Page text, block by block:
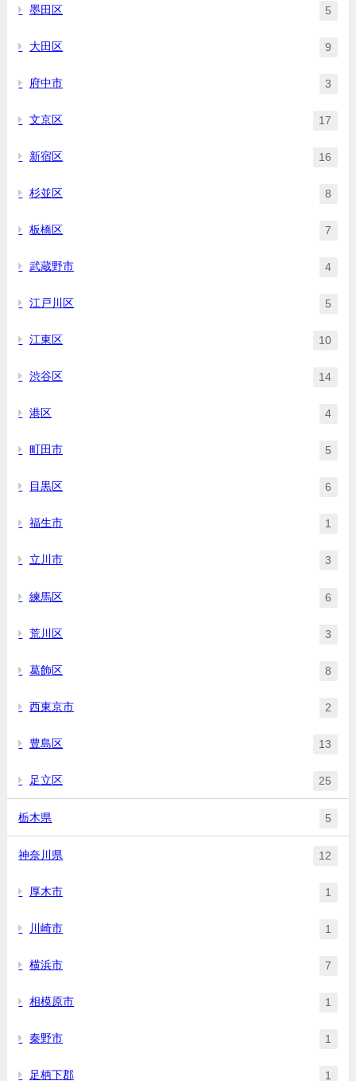
墨田区 5
大田区 9
府中市 3
文京区 17
新宿区 16
杉並区 8
板橋区 7
武蔵野市 4
江戸川区 5
江東区 10
渋谷区 14
港区 4
町田市 5
目黒区 6
福生市 1
立川市 3
練馬区 6
荒川区 3
葛飾区 8
西東京市 2
豊島区 13
足立区 25
栃木県 5
神奈川県 12
厚木市 1
川崎市 1
横浜市 7
相模原市 1
秦野市 1
足柄下郡 1